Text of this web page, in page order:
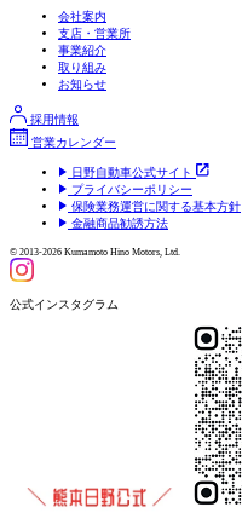
会社案内
支店・営業所
事業紹介
取り組み
お知らせ
採用情報
営業カレンダー
日野自動車公式サイト
プライバシーポリシー
保険業務運営に関する基本方針
金融商品勧誘方法
© 2013-2026 Kumamoto Hino Motors, Ltd.
公式インスタグラム